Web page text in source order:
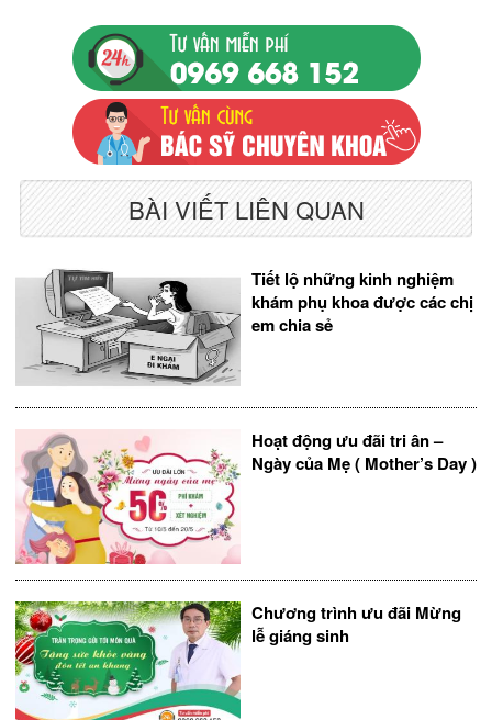
BÀI VIẾT LIÊN QUAN
Tiết lộ những kinh nghiệm
khám phụ khoa được các chị
em chia sẻ
Hoạt động ưu đãi tri ân –
Ngày của Mẹ ( Mother’s Day )
Chương trình ưu đãi Mừng
lễ giáng sinh